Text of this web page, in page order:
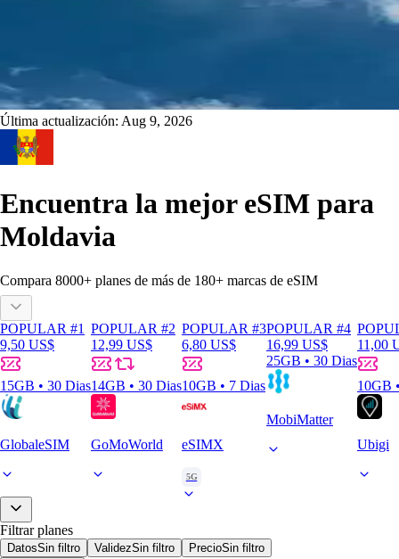
Última actualización: Aug 9, 2026
Encuentra la mejor eSIM para
Moldavia
Compara 8000+ planes de más de 180+ marcas de eSIM
POPULAR #1
9,50 US$
15GB • 30 Dias
GlobaleSIM
POPULAR #2
12,99 US$
14GB • 30 Dias
GoMoWorld
POPULAR #3
6,80 US$
10GB • 7 Dias
eSIMX
5G
POPULAR #4
16,99 US$
25GB • 30 Dias
MobiMatter
11,00
10GB
Ubigi
Filtrar planes
DatosSin filtro ValidezSin filtro PrecioSin filtro